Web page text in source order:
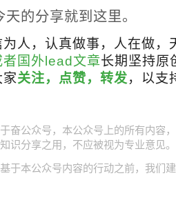
的分享就到这里。
为人，认真做事，人在做，
者国外lead文章长期坚持原
关注，点赞，转发，以支
奋公众号，本公众号 上的所有内容
识分享之用，不应被视为专业意见。
于本公众号内容的行动之前，我们